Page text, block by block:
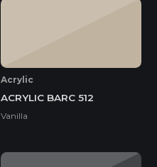
Acrylic
ACRYLIC BARC 512
Vanilla